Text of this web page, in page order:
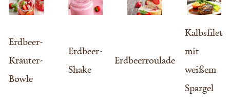
Erdbeer-
Kräuter-
Bowle
Erdbeer-
Shake
Erdbeerroulade
Kalbsfilet
mit
weißem
Spargel